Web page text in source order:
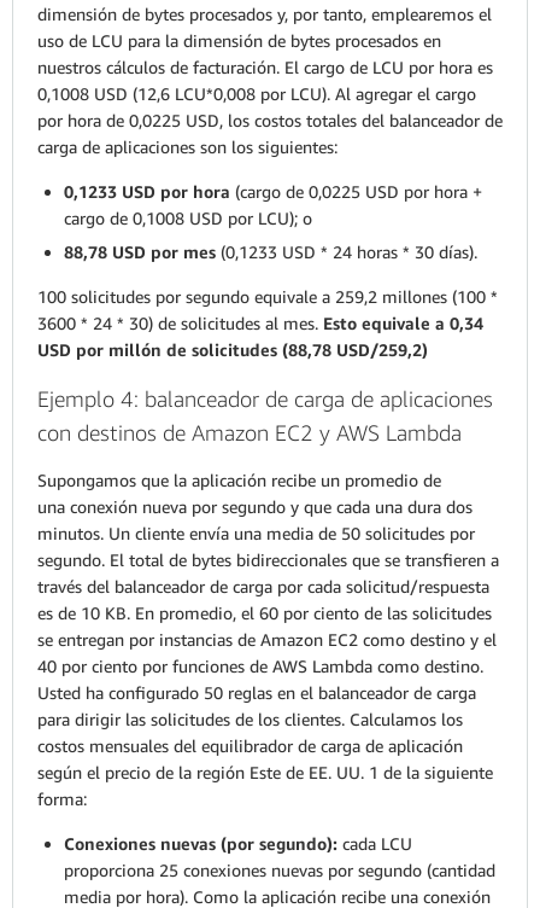
dimensión de bytes procesados y, por tanto, emplearemos el
uso de LCU para la dimensión de bytes procesados en
nuestros cálculos de facturación. El cargo de LCU por hora es
0,1008 USD (12,6 LCU*0,008 por LCU). Al agregar el cargo
por hora de 0,0225 USD, los costos totales del balanceador de
carga de aplicaciones son los siguientes:
0,1233 USD por hora (cargo de 0,0225 USD por hora +
cargo de 0,1008 USD por LCU); o
88,78 USD por mes (0,1233 USD * 24 horas * 30 días).
100 solicitudes por segundo equivale a 259,2 millones (100 *
3600 * 24 * 30) de solicitudes al mes. Esto equivale a 0,34
USD por millón de solicitudes (88,78 USD/259,2)
Ejemplo 4: balanceador de carga de aplicaciones
con destinos de Amazon EC2 y AWS Lambda
Supongamos que la aplicación recibe un promedio de
una conexión nueva por segundo y que cada una dura dos
minutos. Un cliente envía una media de 50 solicitudes por
segundo. El total de bytes bidireccionales que se transfieren a
través del balanceador de carga por cada solicitud/respuesta
es de 10 KB. En promedio, el 60 por ciento de las solicitudes
se entregan por instancias de Amazon EC2 como destino y el
40 por ciento por funciones de AWS Lambda como destino.
Usted ha configurado 50 reglas en el balanceador de carga
para dirigir las solicitudes de los clientes. Calculamos los
costos mensuales del equilibrador de carga de aplicación
según el precio de la región Este de EE. UU. 1 de la siguiente
forma:
Conexiones nuevas (por segundo): cada LCU
proporciona 25 conexiones nuevas por segundo (cantidad
media por hora). Como la aplicación recibe una conexión